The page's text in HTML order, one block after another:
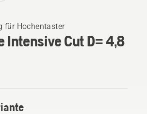
für Hochentaster
Intensive Cut D= 4,8